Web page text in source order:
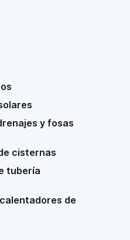
y fosas
cisternas
tubería
de